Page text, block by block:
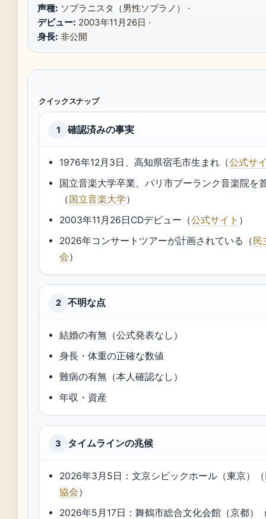
声種: ソプラニスタ（男性ソプラノ） ·
デビュー: 2003年11月26日 ·
身長: 非公開
クイックスナップ
1 確認済みの事実
1976年12月3日、高知県宿毛市生まれ（公式サ
国立音楽大学卒業、パリ市プーランク音楽院を
（国立音楽大学）
2003年11月26日CDデビュー（公式サイト ）
2026年コンサートツアーが計画されている（民
会）
2 不明な点
結婚の有無（公式発表なし）
身長・体重の正確な数値
難病の有無（本人確認なし）
年収・資産
3 タイムラインの兆候
2026年3月5日：文京シビックホール（東京）（
協会）
2026年5月17日：舞鶴市総合文化会館（京都）